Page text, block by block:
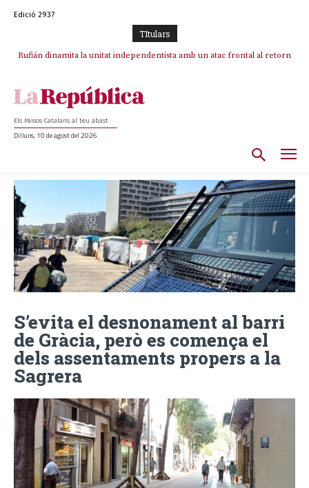
Edició 2937
TItulars
Rufián dinamita la unitat independentista amb un atac frontal al retorn
Els Països Catalans al teu abast
Dilluns, 10 de agost del 2026
S’evita el desnonament al barri
de Gràcia, però es comença el
dels assentaments propers a la
Sagrera